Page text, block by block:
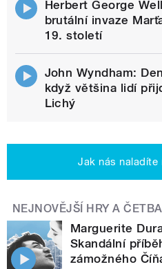
Herbert George
brutální invaze
19. století
John Wyndham:
když většina lidí
Lichý
Jak nás naladíte
NEJNOVĚJŠÍ HRY A ČETBA
Marguerite
Skandální
zámožného